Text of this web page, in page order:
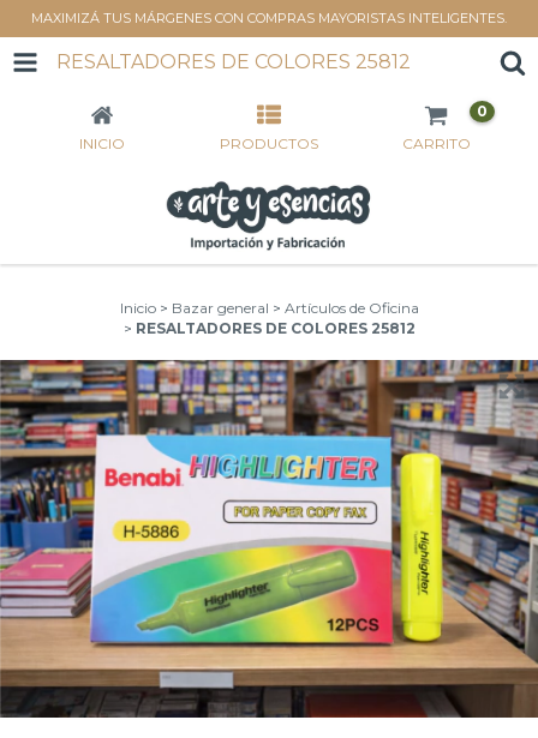
MAXIMIZÁ TUS MÁRGENES CON COMPRAS MAYORISTAS INTELIGENTES.
RESALTADORES DE COLORES 25812
INICIO PRODUCTOS CARRITO
0
Inicio > Bazar general > Artículos de Oficina
> RESALTADORES DE COLORES 25812